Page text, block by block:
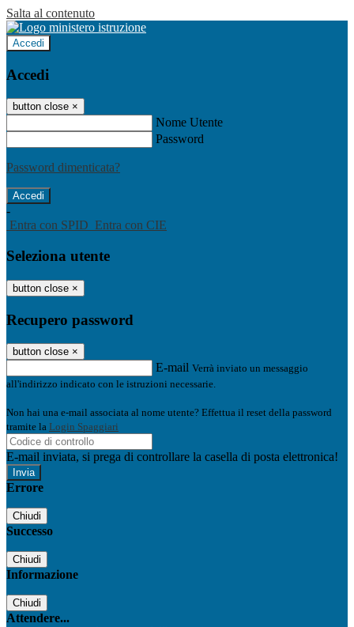
Salta al contenuto
Accedi
Accedi
button close ×
Nome Utente
Password
Password dimenticata?
-
Entra con SPID Entra con CIE
Seleziona utente
button close ×
Recupero password
button close ×
E-mail Verrà inviato un messaggio
all'indirizzo indicato con le istruzioni necessarie.
Non hai una e-mail associata al nome utente? Effettua il reset della password
tramite la Login Spaggiari
E-mail inviata, si prega di controllare la casella di posta elettronica!
Errore
Chiudi
Successo
Chiudi
Informazione
Chiudi
Attendere...